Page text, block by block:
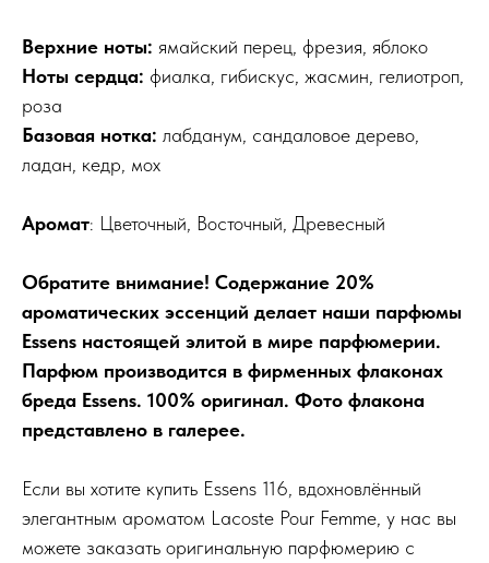
Верхние ноты: ямайский перец, фрезия, яблоко
Ноты сердца: фиалка, гибискус, жасмин, гелиотроп,
роза
Базовая нотка: лабданум, сандаловое дерево,
ладан, кедр, мох
Аромат: Цветочный, Восточный, Древесный
Обратите внимание! Содержание 20%
ароматических эссенций делает наши парфюмы
Essens настоящей элитой в мире парфюмерии.
Парфюм производится в фирменных флаконах
бреда Essens. 100% оригинал. Фото флакона
представлено в галерее.
Если вы хотите купить Essens 116, вдохновлённый
элегантным ароматом Lacoste Pour Femme, у нас вы
можете заказать оригинальную парфюмерию с